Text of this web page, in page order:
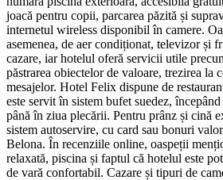
joacă pentru copii, parcarea păzită și
internetul wireless disponibil în camere.
asemenea, de aer condiționat, televizor și
cazare, iar hotelul oferă servicii utile
păstrarea obiectelor de valoare, trezirea la
mesajelor. Hotel Felix dispune de
este servit în sistem bufet suedez,
până în ziua plecării. Pentru prânz și cină
sistem autoservire, cu card sau bonuri
Belona. În recenziile online, oaspeții
relaxată, piscina și faptul că hotelul este
de vară confortabil. Cazare și tipuri de